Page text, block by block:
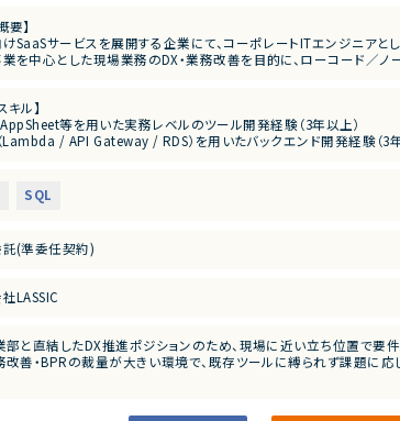
要】
SaaSサービスを展開する企業にて、コーポレートITエンジニアと
を中心とした現場業務のDX・業務改善を目的に、ローコード／ノ
容】
向けDX・業務基盤構築
担当者へのヒアリング、要件定義、実装、リリース後の改善までの
では対応しきれない処理を、AWS（Lambda / API
Gemini）を活用した業務自動化、データ要約・分析機能の開発
ソリューション選定
キル】
AppSheet等を用いた実務レベルのツール開発経験（3年以上）
Lambda / API Gateway / RDS）を用いたバックエンド開発経験（3
キル】
部門と直接コミュニケーションを取り、要件を形にした経験（BPR経験
SQL
(準委任契約)
LASSIC
と直結したDX推進ポジションのため、現場に近い立ち位置で要
善・BPRの裁量が大きい環境で、既存ツールに縛られず課題に応